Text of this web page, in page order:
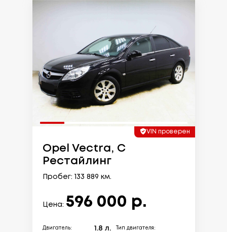
VIN проверен
Opel Vectra, C
Рестайлинг
Пробег: 133 889 км.
Цена: 596 000 р.
Двигатель: 1.8 л. Тип двигателя: